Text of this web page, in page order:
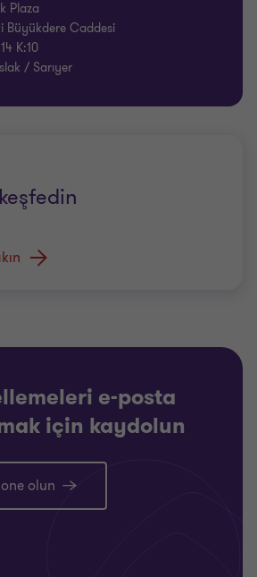
Plaza
Büyükdere Caddesi
K:10
/ Sarıyer
e-posta
için kaydolun
olun